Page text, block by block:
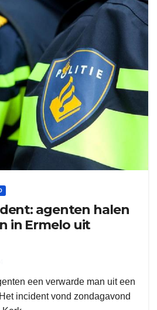
agenten halen
in Ermelo uit
een verwarde man uit een
incident vond zondagavond